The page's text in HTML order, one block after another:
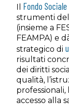
Il Fondo Sociale
strumenti
(insieme a
FEAMPA) e
strategico di
risultati
dei diritti
qualità,
professionali,
accesso alla